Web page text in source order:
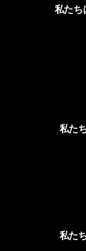
私たち
私た
私た